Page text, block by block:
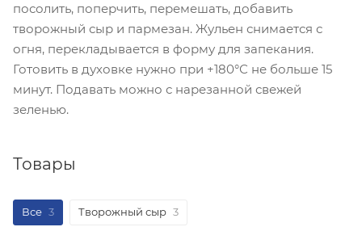
посолить, поперчить, перемешать, добавить
творожный сыр и пармезан. Жульен снимается с
огня, перекладывается в форму для запекания.
Готовить в духовке нужно при +180°С не больше 15
минут. Подавать можно с нарезанной свежей
зеленью.
Товары
Все 3 Творожный сыр 3